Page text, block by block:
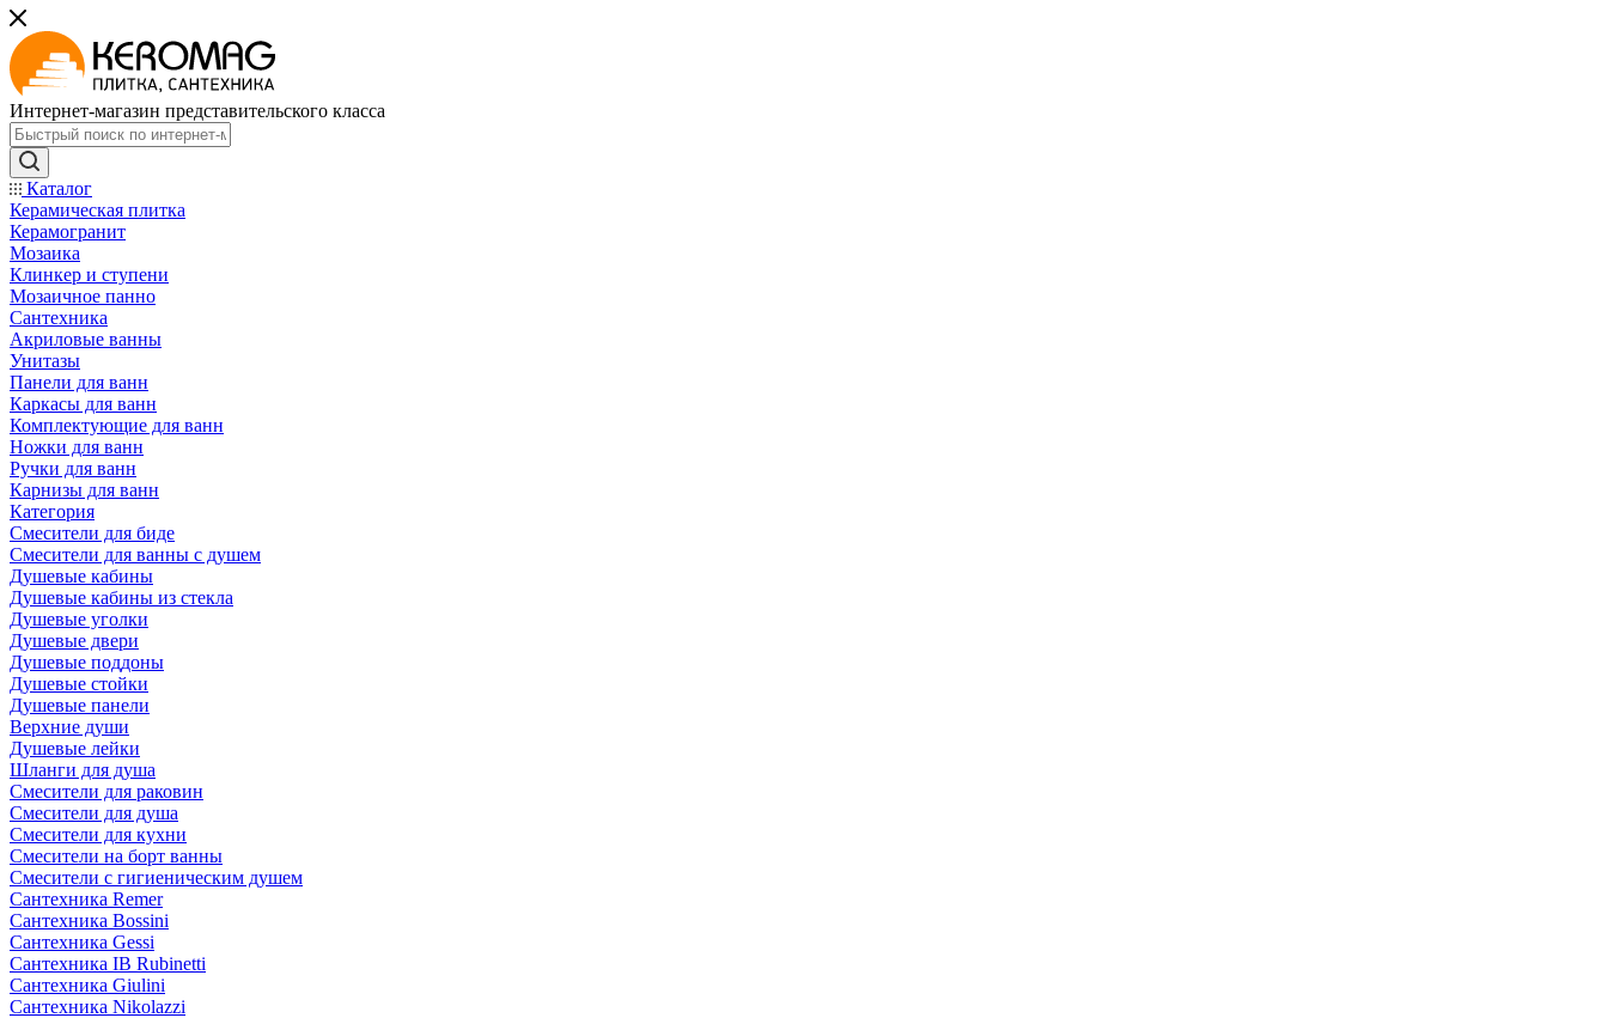
Интернет-магазин представительского класса
Каталог
Керамическая плитка
Керамогранит
Мозаика
Клинкер и ступени
Мозаичное панно
Сантехника
Акриловые ванны
Унитазы
Панели для ванн
Каркасы для ванн
Комплектующие для ванн
Ножки для ванн
Ручки для ванн
Карнизы для ванн
Категория
Смесители для биде
Смесители для ванны с душем
Душевые кабины
Душевые кабины из стекла
Душевые уголки
Душевые двери
Душевые поддоны
Душевые стойки
Душевые панели
Верхние души
Душевые лейки
Шланги для душа
Смесители для раковин
Смесители для душа
Смесители для кухни
Смесители на борт ванны
Смесители с гигиеническим душем
Сантехника Remer
Сантехника Bossini
Сантехника Gessi
Сантехника IB Rubinetti
Сантехника Giulini
Сантехника Nikolazzi